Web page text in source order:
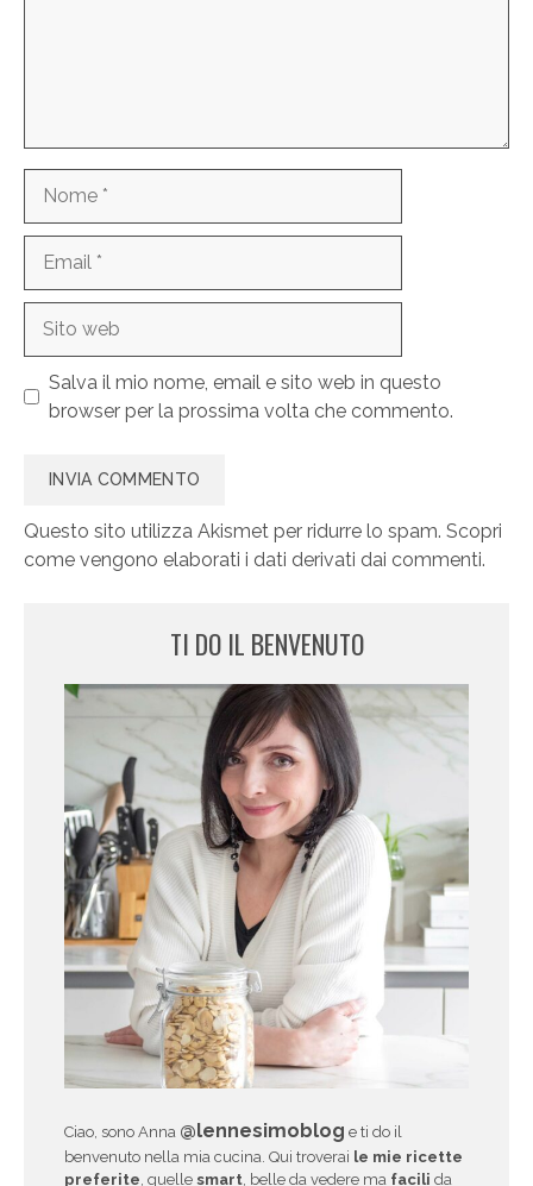
web
Salva il mio nome, email e sito web in questo
browser per la prossima volta che commento.
Questo sito utilizza Akismet per ridurre lo spam. Scopri
come vengono elaborati i dati derivati dai commenti.
TI DO IL BENVENUTO
Ciao, sono Anna @lennesimoblog e ti do il
benvenuto nella mia cucina. Qui troverai le mie ricette
preferite , quelle smart , belle da vedere ma facili da